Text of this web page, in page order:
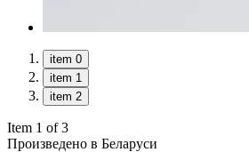
item 0
item 1
item 2
Item 1 of 3
Произведено в Беларуси